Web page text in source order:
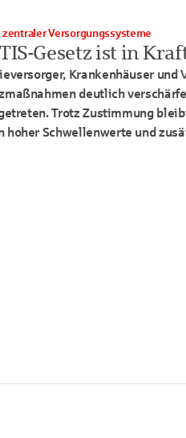
-Gesetz ist in
zentraler Versorgungssysteme
Krankenhäuser und
deutlich
Trotz Zustimmung
hoher Schwellenwerte und